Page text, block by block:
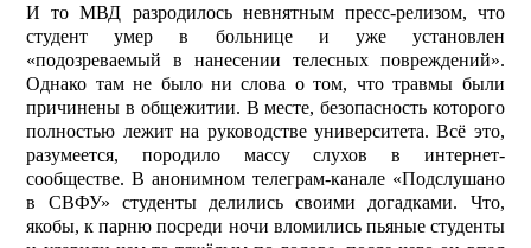
И то МВД разродилось невнятным пресс-релизом, что
студент умер в больнице и уже установлен
«подозреваемый в нанесении телес­ных повреждений».
Однако там не было ни слова о том, что травмы были
причинены в общежитии. В месте, безопасность которого
полностью лежит на руководстве университета. Всё это,
разумеется, породило массу слухов в интернет-
сообществе. В анонимном телеграм-канале «Подслушано
в СВФУ» студенты делились своими догадками. Что,
якобы, к парню посреди ночи вломились пьяные студенты